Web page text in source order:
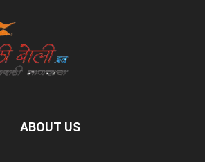
ABOUT US